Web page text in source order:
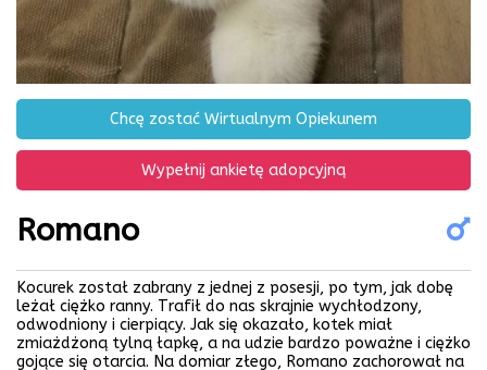
Chcę zostać Wirtualnym Opiekunem
Wypełnij ankietę adopcyjną
Romano
Kocurek został zabrany z jednej z posesji, po tym, jak dobę
leżał ciężko ranny. Trafił do nas skrajnie wychłodzony,
odwodniony i cierpiący. Jak się okazało, kotek miał
zmiażdżoną tylną łapkę, a na udzie bardzo poważne i ciężko
gojące się otarcia. Na domiar złego, Romano zachorował na